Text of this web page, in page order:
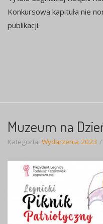
Konkursowa kapituła nie
publikacji.
Muzeum na
Kategoria: Wydarzenia 2023